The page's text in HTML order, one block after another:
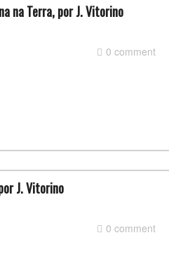
na Terra, por J. Vitorino
0 comment
J. Vitorino
0 comment